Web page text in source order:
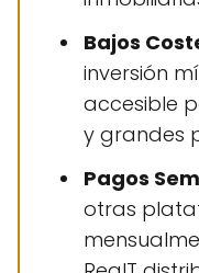
Bajos
inversión
accesible
y grandes
Pagos
otras